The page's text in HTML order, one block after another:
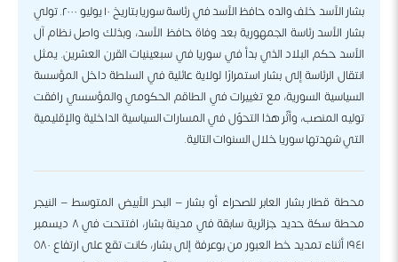
بشار الأسد خلف والده حافظ الأسد في رئاسة سوريا بتاريخ ١٠ يوليو ٢٠٠٠. تولي
بشار الأسد رئاسة الجمهورية بعد وفاة حافظ الأسد، وبذلك واصل نظام آل
الأسد حكم البلاد الذي بدأ في سوريا في سبعينيات القرن العشرين. يمثل
انتقال الرئاسة إلى بشار استمرارًا لولاية عائلية في السلطة داخل المؤسسة
السياسية السورية، مع تغييرات في الطاقم الحكومي والمؤسسي رافقت
توليه المنصب، وأثّر هذا التحوّل في المسارات السياسية الداخلية والإقليمية
التي شهدتها سوريا خلال السنوات التالية.
محطة قطار بشار العابر للصحراء أو بشار – البحر الأبيض المتوسط – النيجر
محطة سكة حديد جزائرية سابقة في مدينة بشار، افتتحت في ٨ ديسمبر
١٩٤١ أثناء تمديد خط العبور من بوعرفة إلى بشار، كانت تقع على ارتفاع ٥٨٠